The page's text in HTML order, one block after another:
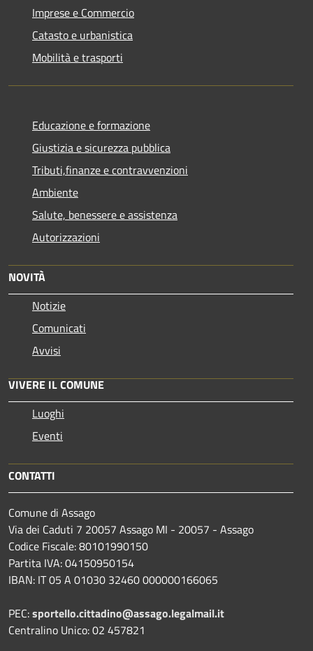
Imprese e Commercio
Catasto e urbanistica
Mobilità e trasporti
Educazione e formazione
Giustizia e sicurezza pubblica
Tributi,finanze e contravvenzioni
Ambiente
Salute, benessere e assistenza
Autorizzazioni
NOVITÀ
Notizie
Comunicati
Avvisi
VIVERE IL COMUNE
Luoghi
Eventi
CONTATTI
Comune di Assago
Via dei Caduti 7 20057 Assago MI - 20057 - Assago
Codice Fiscale: 80101990150
Partita IVA: 04150950154
IBAN: IT 05 A 01030 32460 000000166065
PEC:sportello.cittadino@assago.legalmail.it
Centralino Unico: 02 457821